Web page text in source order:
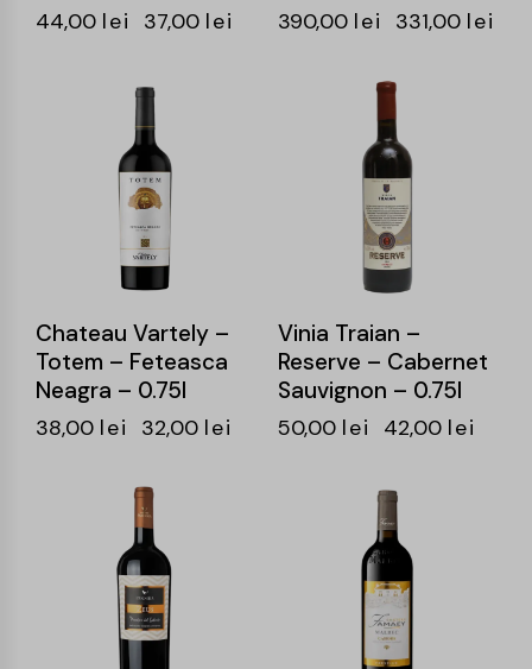
44,00 lei 37,00 lei 390,00 lei 331,00 lei
Chateau Vartely –
Totem – Feteasca
Neagra – 0.75l
38,00 lei 32,00 lei
Vinia Traian –
Reserve – Cabernet
Sauvignon – 0.75l
50,00 lei 42,00 lei